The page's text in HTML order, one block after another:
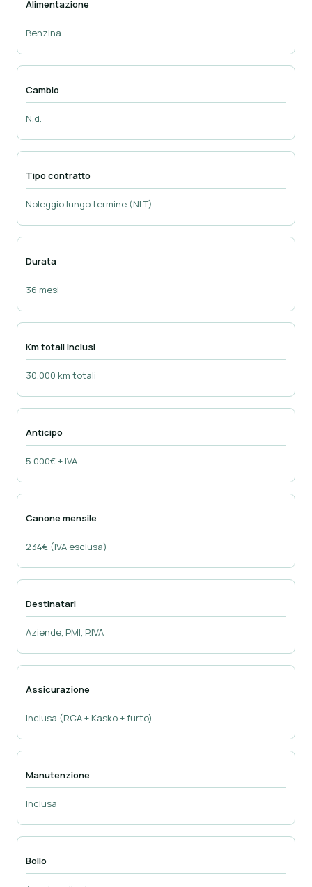
Alimentazione
Benzina
Cambio
N.d.
Tipo contratto
Noleggio lungo termine (NLT)
Durata
36 mesi
Km totali inclusi
30.000 km totali
Anticipo
5.000€ + IVA
Canone mensile
234€ (IVA esclusa)
Destinatari
Aziende, PMI, P.IVA
Assicurazione
Inclusa (RCA + Kasko + furto)
Manutenzione
Inclusa
Bollo